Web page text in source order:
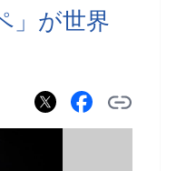
」が世界